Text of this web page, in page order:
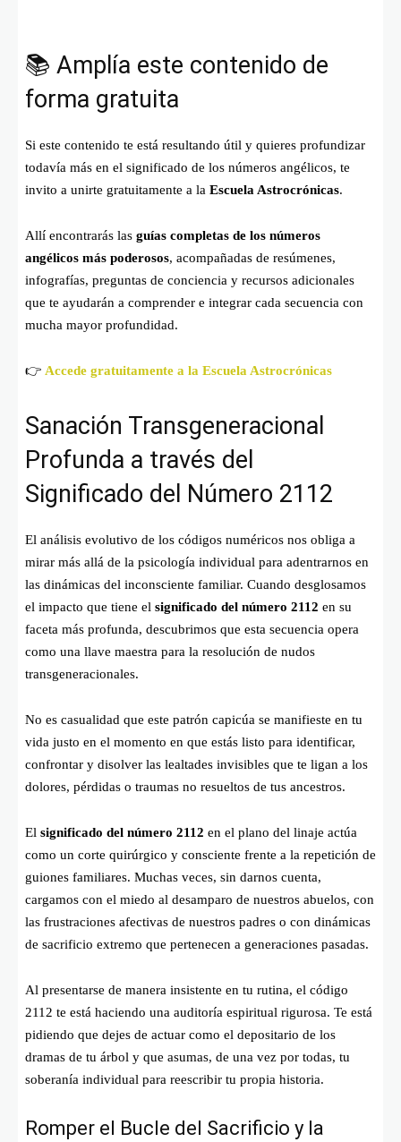
📚 Amplía este contenido de
forma gratuita
Si este contenido te está resultando útil y quieres profundizar
todavía más en el significado de los números angélicos, te
invito a unirte gratuitamente a la Escuela Astrocrónicas.
Allí encontrarás las guías completas de los números
angélicos más poderosos, acompañadas de resúmenes,
infografías, preguntas de conciencia y recursos adicionales
que te ayudarán a comprender e integrar cada secuencia con
mucha mayor profundidad.
👉 Accede gratuitamente a la Escuela Astrocrónicas
Sanación Transgeneracional
Profunda a través del
Significado del Número 2112
El análisis evolutivo de los códigos numéricos nos obliga a
mirar más allá de la psicología individual para adentrarnos en
las dinámicas del inconsciente familiar. Cuando desglosamos
el impacto que tiene el significado del número 2112 en su
faceta más profunda, descubrimos que esta secuencia opera
como una llave maestra para la resolución de nudos
transgeneracionales.
No es casualidad que este patrón capicúa se manifieste en tu
vida justo en el momento en que estás listo para identificar,
confrontar y disolver las lealtades invisibles que te ligan a los
dolores, pérdidas o traumas no resueltos de tus ancestros.
El significado del número 2112 en el plano del linaje actúa
como un corte quirúrgico y consciente frente a la repetición de
guiones familiares. Muchas veces, sin darnos cuenta,
cargamos con el miedo al desamparo de nuestros abuelos, con
las frustraciones afectivas de nuestros padres o con dinámicas
de sacrificio extremo que pertenecen a generaciones pasadas.
Al presentarse de manera insistente en tu rutina, el código
2112 te está haciendo una auditoría espiritual rigurosa. Te está
pidiendo que dejes de actuar como el depositario de los
dramas de tu árbol y que asumas, de una vez por todas, tu
soberanía individual para reescribir tu propia historia.
Romper el Bucle del Sacrificio y la